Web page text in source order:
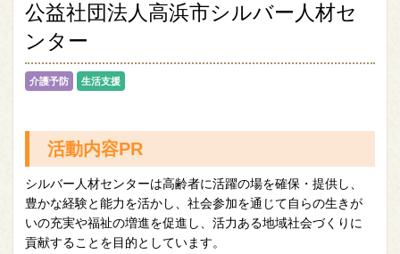
公益社団法人高浜市シルバー人材セ
ンター
介護予防 生活支援
活動内容PR
シルバー人材センターは高齢者に活躍の場を確保・提供し、
豊かな経験と能力を活かし、社会参加を通じて自らの生きが
いの充実や福祉の増進を促進し、活力ある地域社会づくりに
貢献することを目的としています。